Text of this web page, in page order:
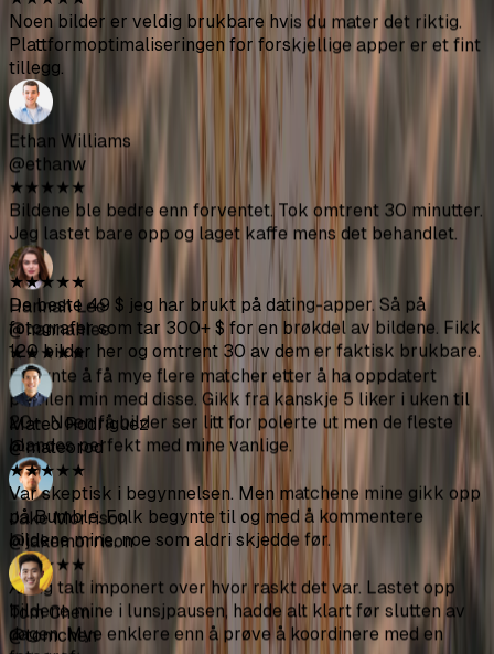
solide til å fullstendig forfriske Hinge-profilen min.
Kvaliteten er bedre enn forventet.
Chris Anderson
@chrisanderson